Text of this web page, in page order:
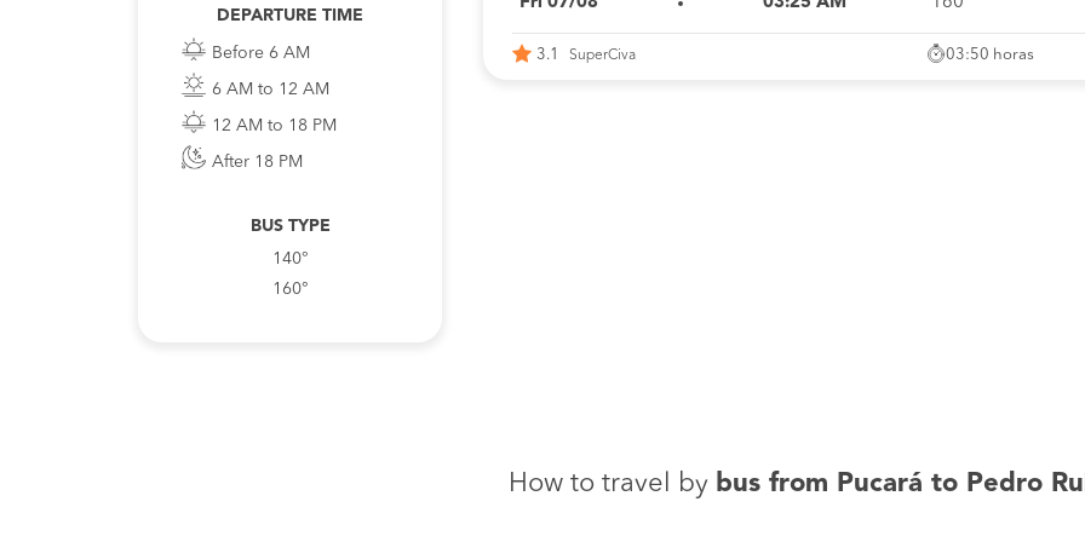
DEPARTURE TIME
Before 6 AM
6 AM to 12 AM
12 AM to 18 PM
After 18 PM
BUS TYPE
140°
160°
3.1 SuperCiva 03:50 horas
How to travel by bus from Pucará to Pedro